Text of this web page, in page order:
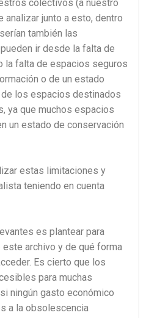
colectivos (a nuestro
analizar junto a esto, dentro
también las
ir desde la falta de
la falta de espacios seguros
o de un estado
los espacios destinados
ya que muchos espacios
un estado de conservación
estas limitaciones y
teniendo en cuenta
es plantear para
archivo y de qué forma
Es cierto que los
para muchas
ningún gasto económico
a la obsolescencia